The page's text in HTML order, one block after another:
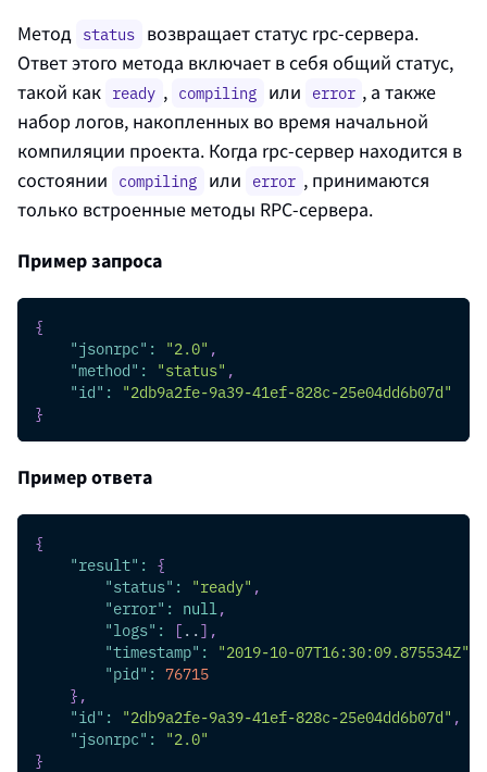
Метод status возвращает статус rpc-сервера.
Ответ этого метода включает в себя общий статус,
такой как ready , compiling или error , а также
набор логов, накопленных во время начальной
компиляции проекта. Когда rpc-сервер находится в
состоянии compiling или error , принимаются
только встроенные методы RPC-сервера.
Пример запроса
{
"jsonrpc" : "2.0" ,
"method" : "status" ,
"id" :
"2db9a2fe-9a39-41ef-828c-25e04dd6b07d"
}
Пример ответа
{
"result" : {
"status" : "ready" ,
"error" : null ,
"logs" : [ .. ] ,
"timestamp" : "2019-10-07T16:30:09.875534Z"
"pid" : 76715
} ,
"id" : "2db9a2fe-9a39-41ef-828c-25e04dd6b07d" ,
"jsonrpc" :
"2.0"
}